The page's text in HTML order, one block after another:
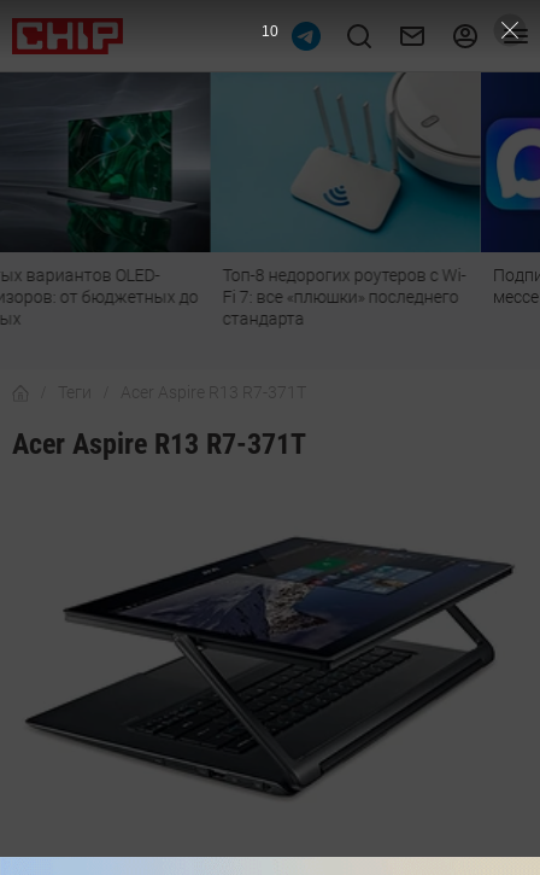
Топ-8 недорогих роутеров с Wi-
Fi 7: все «плюшки» последнего
стандарта
Подпишись на наш канал в
мессенджере МАХ
Теги Acer Aspire R13 R7-371T
Acer Aspire R13 R7-371T
10